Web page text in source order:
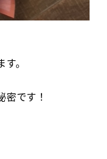
。
です！